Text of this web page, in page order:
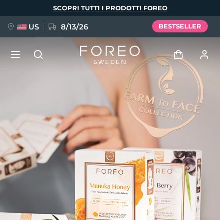
SCOPRI TUTTI I PRODOTTI FOREO
US 8/13/26 BESTSELLER
Accedi
Profilo utente
I miei dispositivi
I miei ordini
I miei indirizzi
I miei abbonamenti
FAQ™ Pure Beauty-Tech Elixir
BREAKING NEWS
issa™ Teeth Whitening Set
English Deutsch
Español
Français
Italiano
Português
Polski
Svenska
Русский
简体中文 繁體中文